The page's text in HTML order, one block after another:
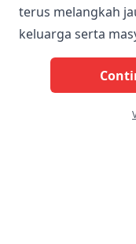
terus melangkah
keluarga serta